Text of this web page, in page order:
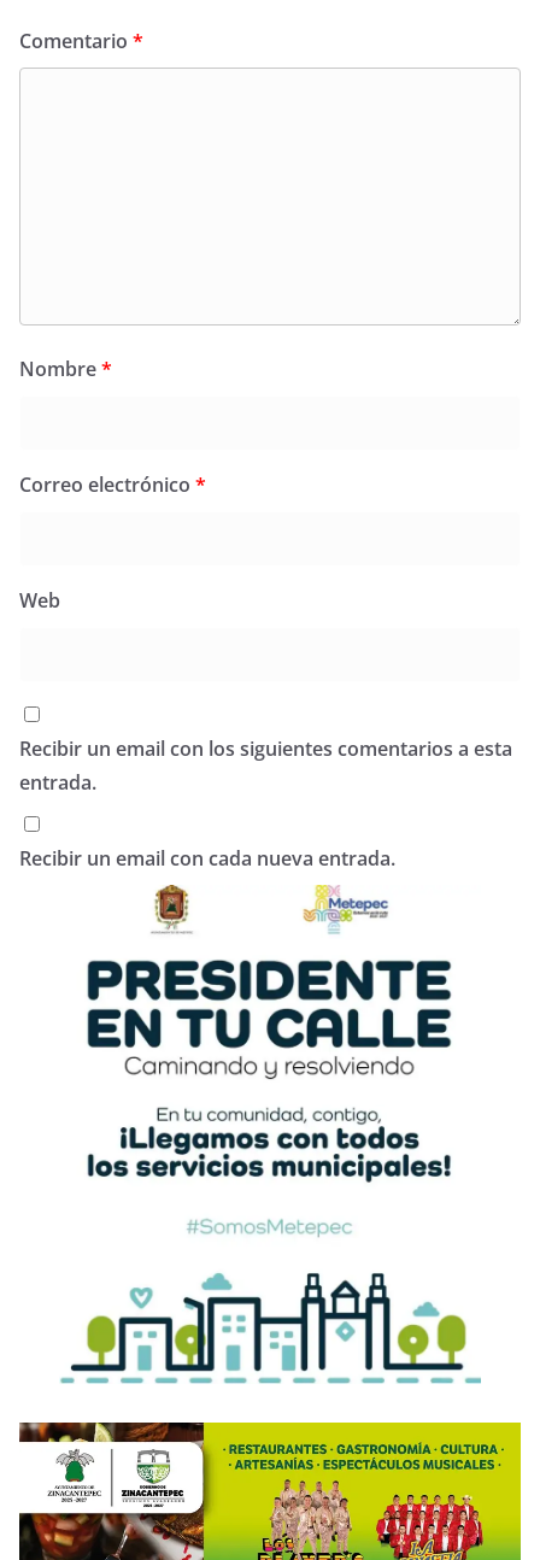
Comentario *
Nombre*
Correo electrónico *
Web
Recibir un email con los siguientes comentarios a esta
entrada.
Recibir un email con cada nueva entrada.